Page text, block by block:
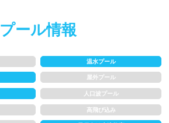
プール情報
温水プール
屋外プール
人口波プール
高飛び込み
24時間営業
ロケーション